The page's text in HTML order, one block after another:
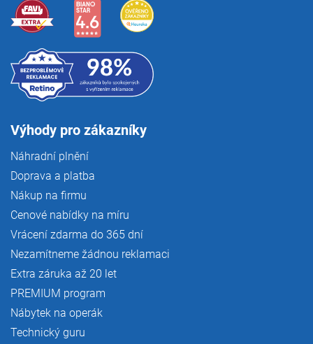
Výhody pro zákazníky
Náhradní plnění
Doprava a platba
Nákup na firmu
Cenové nabídky na míru
Vrácení zdarma do 365 dní
Nezamítneme žádnou reklamaci
Extra záruka až 20 let
PREMIUM program
Nábytek na operák
Technický guru